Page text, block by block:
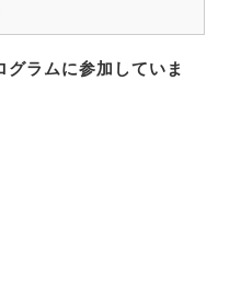
ラムに参加していま